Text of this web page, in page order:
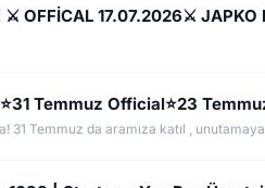
17.07.2026⚔️ JAPKO
31 Temmuz da aramıza katıl ,